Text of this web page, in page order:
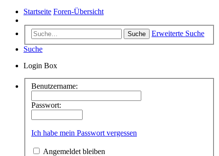
Startseite Foren-Übersicht
Suche
Erweiterte Suche
Suche
Login Box
Benutzername:
Passwort:
Ich habe mein Passwort vergessen
Angemeldet bleiben